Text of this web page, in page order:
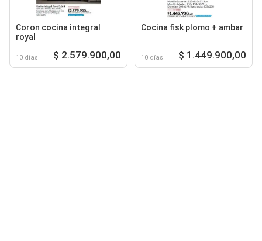
Coron cocina integral
royal
10 días $ 2.579.900,00
Cocina fisk plomo + ambar
10 días $ 1.449.900,00